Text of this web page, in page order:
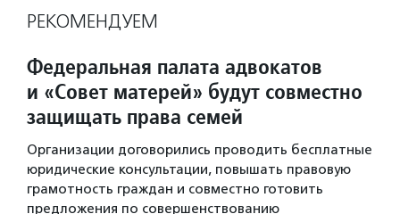
РЕКОМЕНДУЕМ
Федеральная палата адвокатов
и «Совет матерей» будут совместно
защищать права семей
Организации договорились проводить бесплатные
юридические консультации, повышать правовую
грамотность граждан и совместно готовить
предложения по совершенствованию